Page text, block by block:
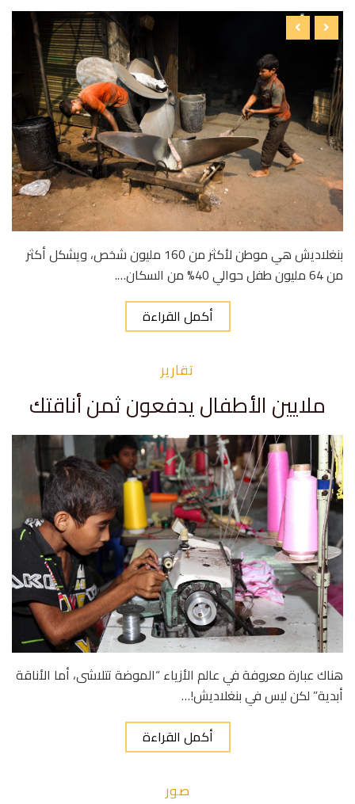
بنغلاديش هي موطن لأكثر من 160 مليون شخص، ويشكل أكثر
من 64 مليون طفل حوالي 40% من السكان….
أكمل القراءة
تقارير
ملايين الأطفال يدفعون ثمن أناقتك
هناك عبارة معروفة في عالم الأزياء “الموضة تتلاشى، أما الأناقة
أبدية” لكن ليس في بنغلاديش!…
أكمل القراءة
صور